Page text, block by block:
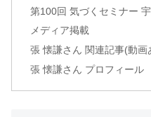
第100回 気づくセミナー
メディア掲載
張 懐謙さん 関連記事(動画
張 懐謙さん プロフィール